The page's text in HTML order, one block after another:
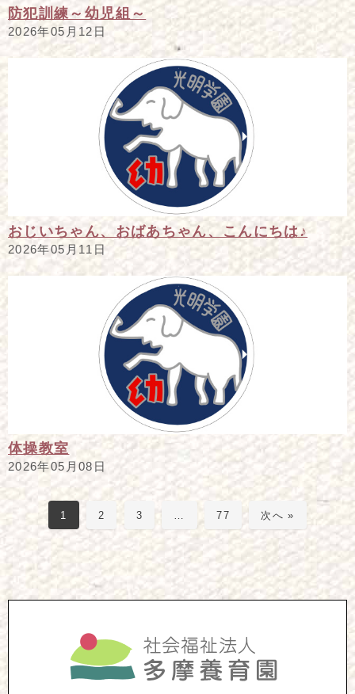
防犯訓練～幼児組～
2026年05月12日
おじいちゃん、おばあちゃん、こんにちは♪
2026年05月11日
体操教室
2026年05月08日
1 2 3 … 77 次へ »